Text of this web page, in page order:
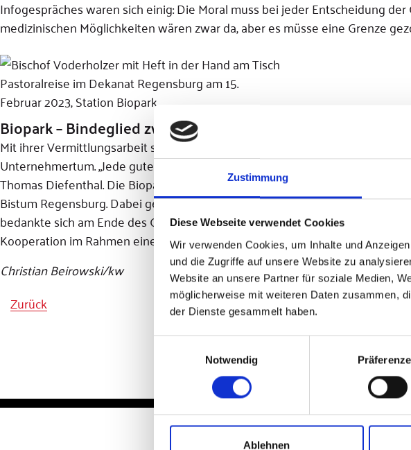
Zustimmung
Diese Webseite verwendet Cookies
Wir verwenden Cookies, um Inhalte und
und die Zugriffe auf unsere Website zu
Website an unsere Partner für soziale Medien,
möglicherweise mit weiteren Daten zusammen,
der Dienste gesammelt haben.
Notwendig
Ablehnen
Infogespräches waren sich einig: Die Moral muss bei jeder Entscheidung
medizinischen Möglichkeiten wären zwar da, aber es müsse eine Grenze
Pastoralreise im Dekanat Regensburg am 15.
Februar 2023, Station Biopark
Biopark – Bindeglied zwischen Wissenschaft und
Mit ihrer Vermittlungsarbeit sieht sich der Biopark als Bindeglied zwischen
Unternehmertum. „Jede gute Idee braucht auch finanzielle Unterstützung
Thomas Diefenthal. Die Biopark GmbH betreut viele Firmen im ganzen
Bistum Regensburg. Dabei geht es vor allem um den
bedankte sich am Ende des Gesprächs bei Dr. Thomas Diefenthal für den
Kooperation im Rahmen eines Symposiums über verschiedene Fragen der
Christian Beirowski/kw
Zurück